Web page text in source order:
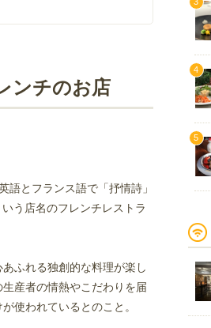
ンチのお店
語とフランス語で「抒情詩」
う店名のフレンチレストラ
ふれる独創的な料理が楽し
産者の情熱やこだわりを届
使われているとのこと。